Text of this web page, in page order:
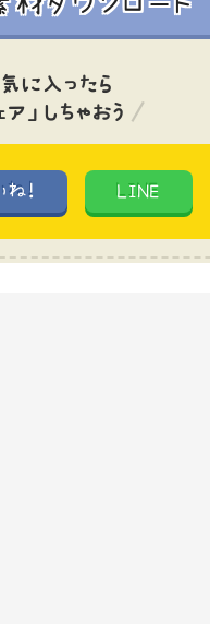
に入ったら
」しちゃおう
ね! LINE